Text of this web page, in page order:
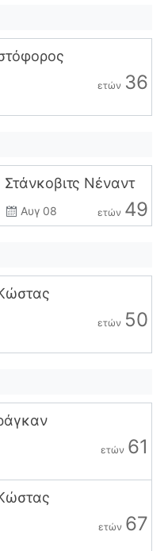
ετών 36
Στάνκοβιτς Νέναντ
Αυγ 08 ετών 49
ετών 50
ετών 61
ετών 67